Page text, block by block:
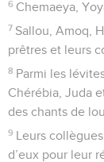
6 Chemaeya,
7 Sallou, Amoq,
prêtres et leurs
8 Parmi les
Chérébia, Juda
des chants de
9 Leurs
d’eux pour leur